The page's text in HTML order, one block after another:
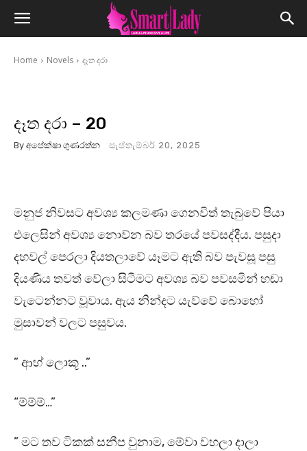
Home Novels දෑත දරා
දෑත දරා – 20
By අපේක්ෂා ගුණරත්න සැප්තැම්බර් 20, 2025
මනුජ නිවසට අවශ්‍ය කලමණා ගෙනවිත් තැබුවේ පියා
එලෙසින් අවශ්‍ය නොව්න බව තරයේ පවසද්දීය. පසුදා
දහවල් පෙරලා දියතලාවේ යෑමට ඇති බව පැවසූ පසු
දියණිය තවත් වේලා සිටීමට අවශ්‍ය බව පවසමින් හඬා
වැටෙන්නට වූවාය. ඇය නින්දට යැව්වේ බොහෝ
මුසාවන් වලට පසුවය.
” ආහ් ලොකූ ..”
“ම්ම්ම්…”
” මට තව ටිකක් සනීප වුනාම, මේවා වහලා දාලා